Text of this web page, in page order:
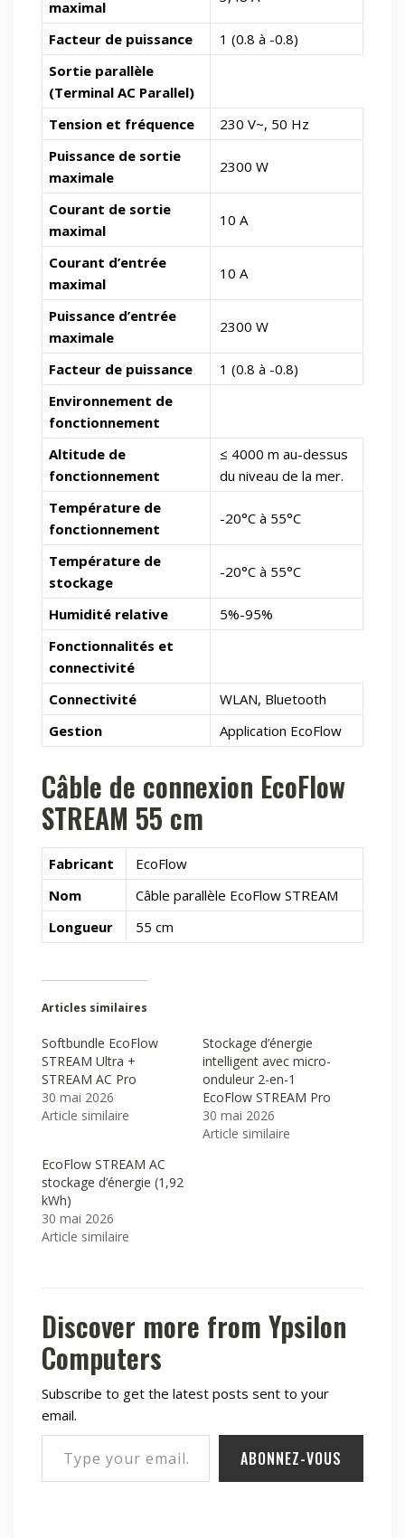
maximal
Facteur de puissance
1 (0.8 à -0.8)
Sortie parallèle
(Terminal AC Parallel)
Tension et fréquence
230 V~, 50 Hz
Puissance de sortie
maximale
2300 W
Courant de sortie
maximal
10 A
Courant d’entrée
maximal
10 A
Puissance d’entrée
maximale
2300 W
Facteur de puissance
1 (0.8 à -0.8)
Environnement de
fonctionnement
Altitude de
fonctionnement
≤ 4000 m au-dessus
du niveau de la mer.
Température de
fonctionnement
-20°C à 55°C
Température de
stockage
-20°C à 55°C
Humidité relative
5%-95%
Fonctionnalités et
connectivité
Connectivité
WLAN, Bluetooth
Gestion
Application EcoFlow
Câble de connexion EcoFlow
STREAM 55 cm
Fabricant
EcoFlow
Nom
Câble parallèle EcoFlow STREAM
Longueur
55 cm
Articles similaires
Softbundle EcoFlow
STREAM Ultra +
STREAM AC Pro
30 mai 2026
Article similaire
Stockage d’énergie
intelligent avec micro-
onduleur 2-en-1
EcoFlow STREAM Pro
30 mai 2026
Article similaire
EcoFlow STREAM AC
stockage d’énergie (1,92
kWh)
30 mai 2026
Article similaire
Discover more from Ypsilon
Computers
Subscribe to get the latest posts sent to your
email.
Type your email…
ABONNEZ-VOUS